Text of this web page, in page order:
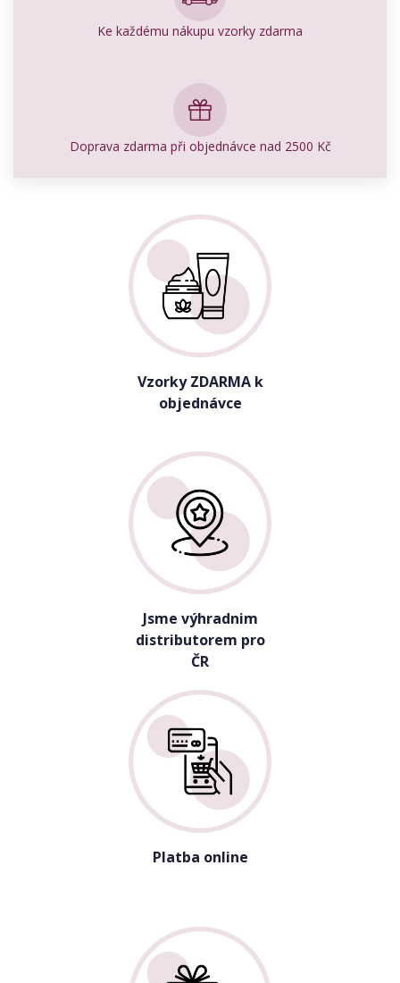
Ke každému nákupu vzorky zdarma
Doprava zdarma při objednávce nad 2500 Kč
Vzorky ZDARMA k
objednávce
Jsme výhradnim
distributorem pro
ČR
Platba online